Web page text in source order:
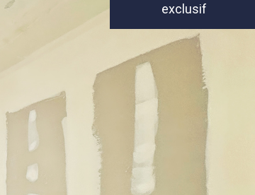
exclusif